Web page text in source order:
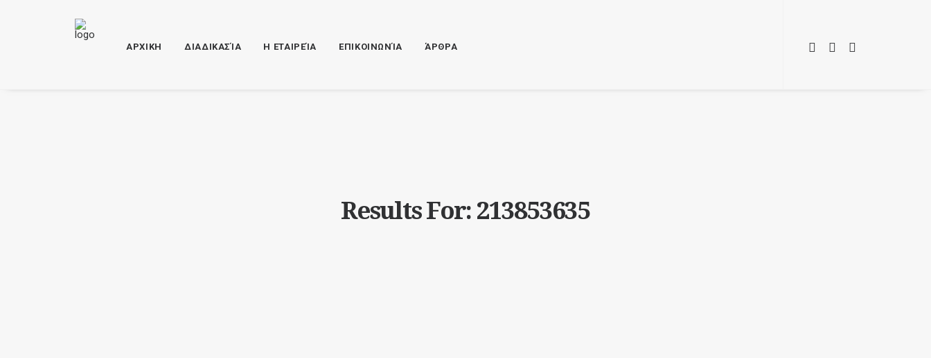
ΑΡΧΙΚΗ ΔΙΑΔΙΚΑΣΊΑ Η ΕΤΑΙΡΕΊΑ ΕΠΙΚΟΙΝΩΝΊΑ ΆΡΘΡΑ
Results For: 213853635